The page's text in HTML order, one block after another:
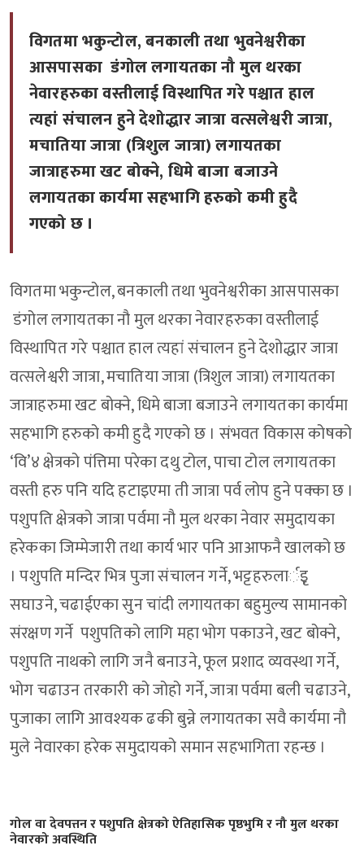
विगतमा भकुन्टोल, बनकाली तथा भुवनेश्वरीका
आसपासका डंगोल लगायतका नौ मुल थरका
नेवारहरुका वस्तीलाई विस्थापित गरे पश्चात हाल
त्यहां संचालन हुने देशोद्धार जात्रा वत्सलेश्वरी जात्रा,
मचातिया जात्रा (त्रिशुल जात्रा) लगायतका
जात्राहरुमा खट बोक्ने, धिमे बाजा बजाउने
लगायतका कार्यमा सहभागि हरुको कमी हुदै
गएको छ ।
विगतमा भकुन्टोल, बनकाली तथा भुवनेश्वरीका आसपासका
डंगोल लगायतका नौ मुल थरका नेवारहरुका वस्तीलाई
विस्थापित गरे पश्चात हाल त्यहां संचालन हुने देशोद्धार जात्रा
वत्सलेश्वरी जात्रा, मचातिया जात्रा (त्रिशुल जात्रा) लगायतका
जात्राहरुमा खट बोक्ने, धिमे बाजा बजाउने लगायतका कार्यमा
सहभागि हरुको कमी हुदै गएको छ । संभवत विकास कोषको
‘वि’४ क्षेत्रको पंत्तिमा परेका दथु टोल, पाचा टोल लगायतका
वस्ती हरु पनि यदि हटाइएमा ती जात्रा पर्व लोप हुने पक्का छ ।
पशुपति क्षेत्रको जात्रा पर्वमा नौ मुल थरका नेवार समुदायका
हरेकका जिम्मेजारी तथा कार्य भार पनि आआफनै खालको छ
। पशुपति मन्दिर भित्र पुजा संचालन गर्ने, भट्टहरुलार्इृ
सघाउने, चढाईएका सुन चांदी लगायतका बहुमुल्य सामानको
संरक्षण गर्ने पशुपतिको लागि महा भोग पकाउने, खट बोक्ने,
पशुपति नाथको लागि जनै बनाउने, फूल प्रशाद व्यवस्था गर्ने,
भोग चढाउन तरकारी को जोहो गर्ने, जात्रा पर्वमा बली चढाउने,
पुजाका लागि आवश्यक ढकी बुन्ने लगायतका सवै कार्यमा नौ
मुले नेवारका हरेक समुदायको समान सहभागिता रहन्छ ।
गोल वा देवपत्तन र पशुपति क्षेत्रको ऐतिहासिक पृष्ठभुमि र नौ मुल थरका
नेवारको अवस्थिति